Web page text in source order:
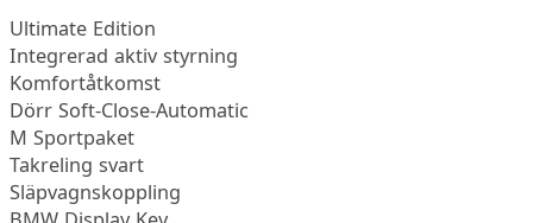
Ultimate Edition
Integrerad aktiv styrning
Komfortåtkomst
Dörr Soft-Close-Automatic
M Sportpaket
Takreling svart
Släpvagnskoppling